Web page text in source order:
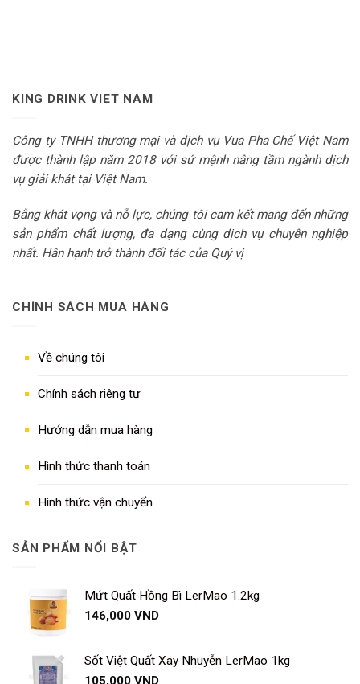
KING DRINK VIET NAM
Công ty TNHH thương mại và dịch vụ Vua Pha Chế Việt Nam
được thành lập năm 2018 với sứ mệnh nâng tầm ngành dịch
vụ giải khát tại Việt Nam.
Bằng khát vọng và nỗ lực, chúng tôi cam kết mang đến những
sản phẩm chất lượng, đa dạng cùng dịch vụ chuyên nghiệp
nhất. Hân hạnh trở thành đối tác của Quý vị
CHÍNH SÁCH MUA HÀNG
Về chúng tôi
Chính sách riêng tư
Hướng dẫn mua hàng
Hình thức thanh toán
Hình thức vận chuyển
SẢN PHẨM NỔI BẬT
Mứt Quất Hồng Bì LerMao 1.2kg
146,000 VND
Sốt Việt Quất Xay Nhuyễn LerMao 1kg
105,000 VND